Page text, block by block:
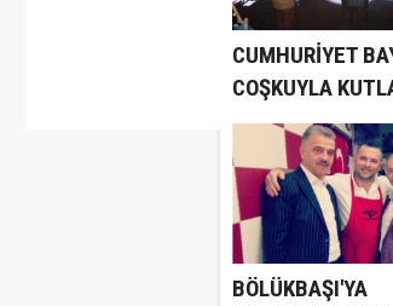
CUMHURİYET
COŞKUYLA
BÖLÜKBAŞI'YA